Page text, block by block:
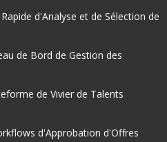
d'Analyse et de Sélection de
de Bord de Gestion des
de Vivier de Talents
d'Approbation d'Offres